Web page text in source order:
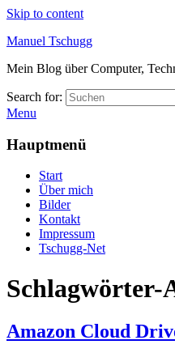
Skip to content
Manuel Tschugg
Mein Blog über Computer,
Search for:
Menu
Hauptmenü
Start
Über mich
Bilder
Kontakt
Impressum
Tschugg-Net
Schlagwörter-
Amazon Cloud